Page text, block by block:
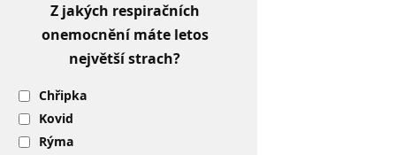
Z jakých respiračních
onemocnění máte letos
největší strach?
Chřipka
Kovid
Rýma